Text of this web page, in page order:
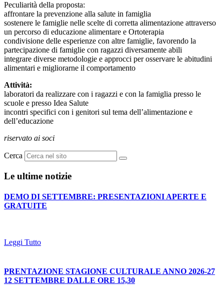
Peculiarità della proposta:
affrontare la prevenzione alla salute in famiglia
sostenere le famiglie nelle scelte di corretta alimentazione attraverso
un percorso di educazione alimentare e Ortoterapia
condivisione delle esperienze con altre famiglie, favorendo la
partecipazione di famiglie con ragazzi diversamente abili
integrare diverse metodologie e approcci per osservare le abitudini
alimentari e migliorarne il comportamento
Attività:
laboratori da realizzare con i ragazzi e con la famiglia presso le
scuole e presso Idea Salute
incontri specifici con i genitori sul tema dell’alimentazione e
dell’educazione
riservato ai soci
Cerca
Le ultime notizie
DEMO DI SETTEMBRE: PRESENTAZIONI APERTE E
GRATUITE
Leggi Tutto
PRENTAZIONE STAGIONE CULTURALE ANNO 2026-27
12 SETTEMBRE DALLE ORE 15,30